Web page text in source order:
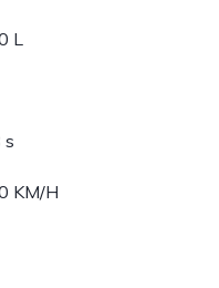
L
s
KM/H